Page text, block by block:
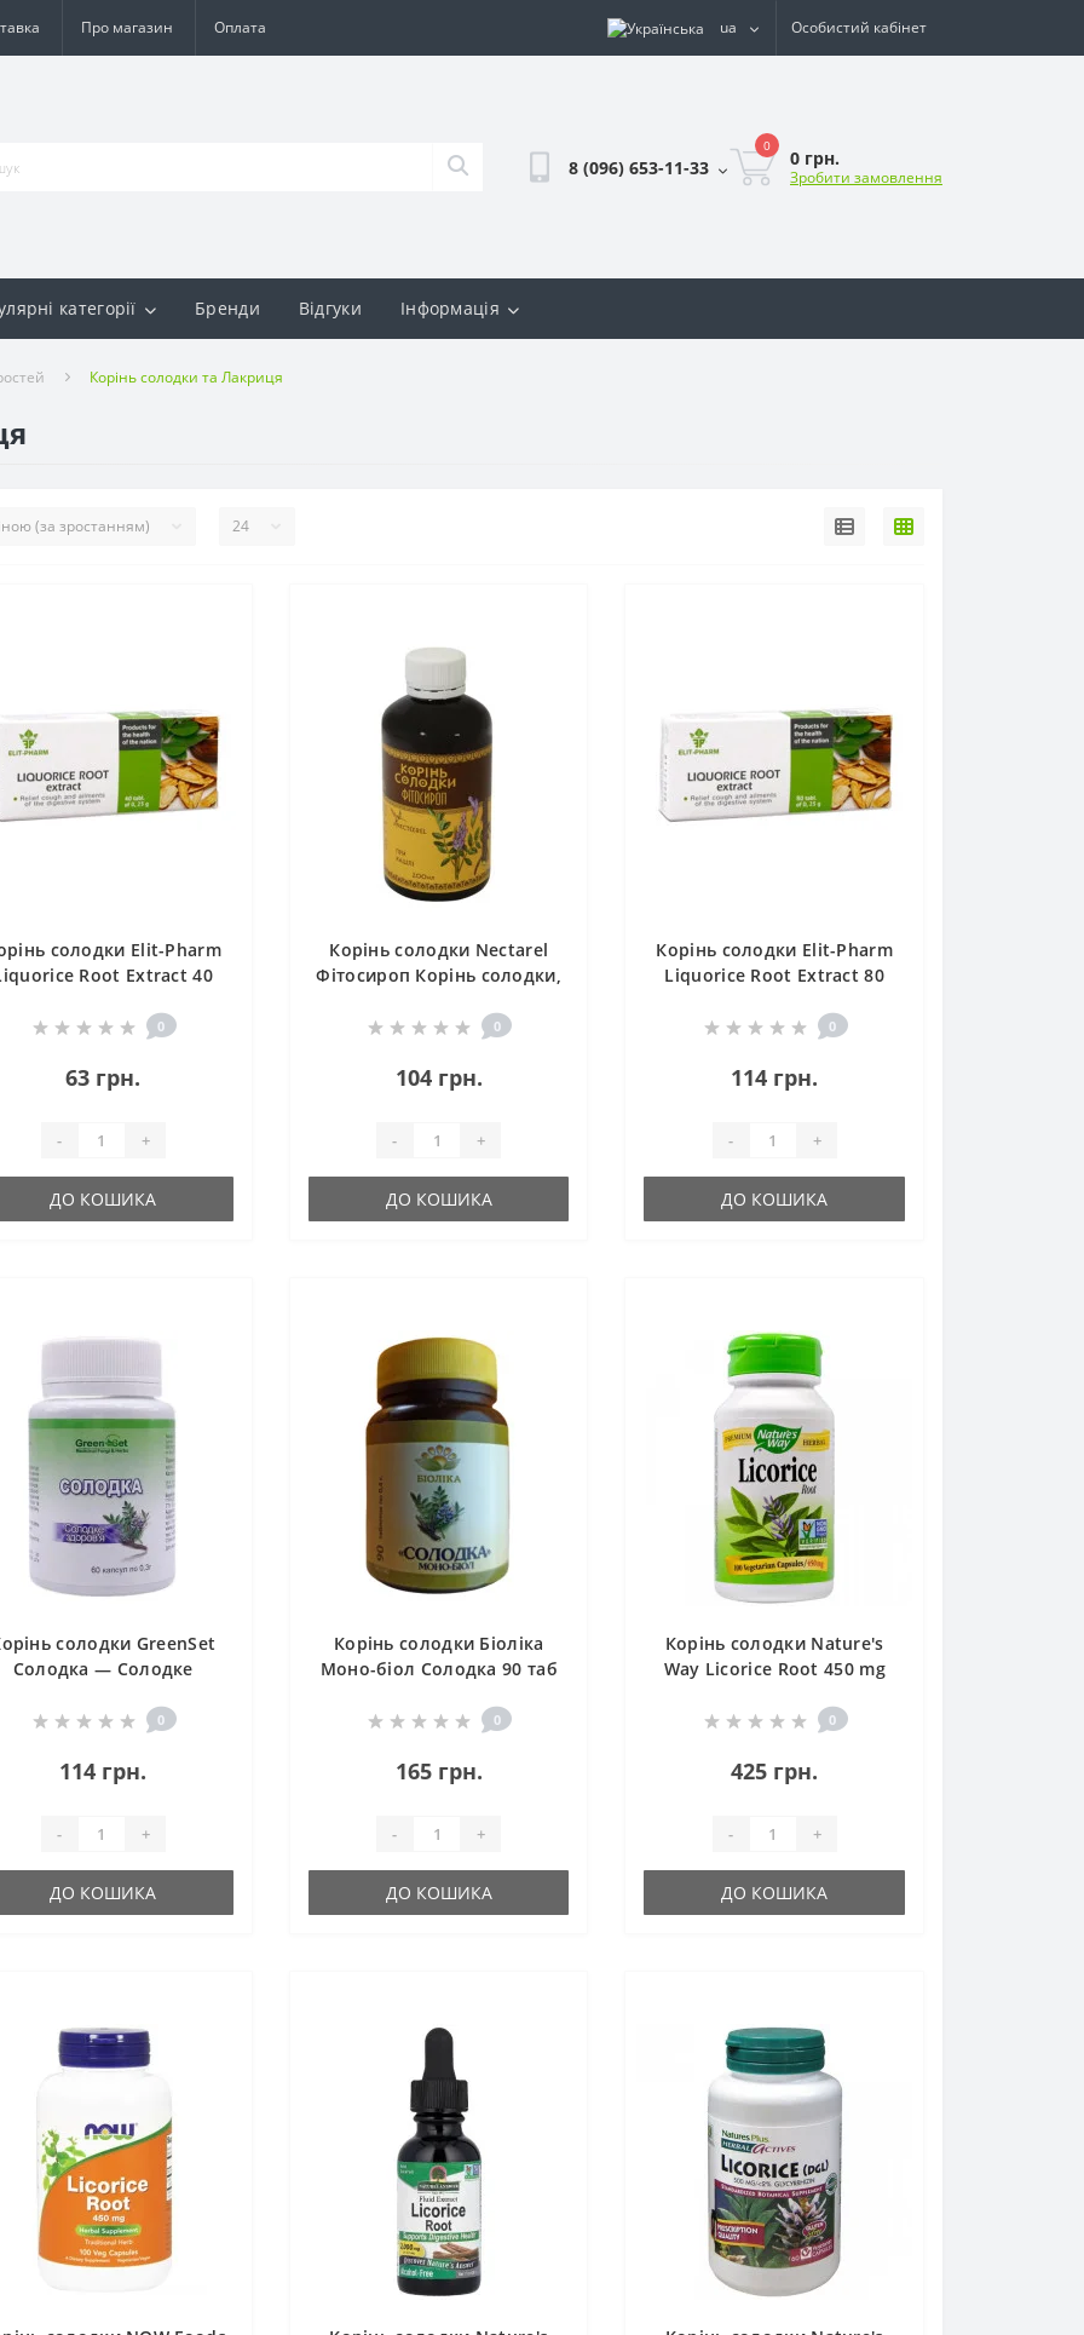
Про магазин Оплата ua Особистий кабінет
8 (096) 653-11-33
0
0 грн.
Зробити замовлення
категорії Бренди Відгуки Інформація
Корінь солодки та Лакриця
солодки Elit-Pharm
Root Extract 40
0
63 грн.
- +
ДО КОШИКА
Корінь солодки Nectarel
Фітосироп Корінь солодки,
порцій/
0
104 грн.
- +
ДО КОШИКА
Корінь солодки Elit-Pharm
Liquorice Root Extract 80
0
114 грн.
- +
ДО КОШИКА
солодки GreenSet
Солодка — Солодке
0
114 грн.
- +
ДО КОШИКА
Корінь солодки Біоліка
Моно-біол Солодка 90 таб
0
165 грн.
- +
ДО КОШИКА
Корінь солодки Nature's
Way Licorice Root 450 mg
0
425 грн.
- +
ДО КОШИКА